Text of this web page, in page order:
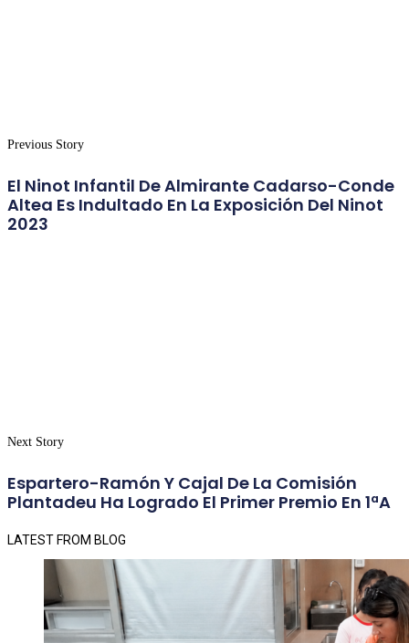
Previous Story
El Ninot Infantil De Almirante Cadarso-Conde
Altea Es Indultado En La Exposición Del Ninot
2023
Next Story
Espartero-Ramón Y Cajal De La Comisión
Plantadeu Ha Logrado El Primer Premio En 1ªA
LATEST FROM BLOG